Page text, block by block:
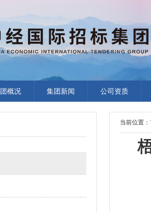
概况 集团新闻 公司资质
当前位置：